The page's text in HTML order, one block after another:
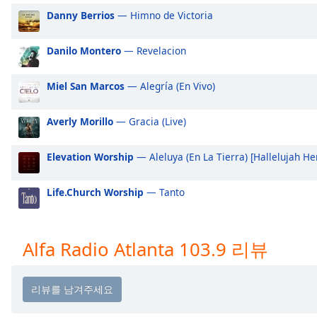
Track
Picture-
in-
Picture
Fullscreen
This
window.
Beginning
Escape
cancel
Danny Berrios — Himno de Victoria
Danilo Montero — Revelacion
Miel San Marcos — Alegría (En Vivo)
Averly Morillo — Gracia (Live)
Elevation Worship — Aleluya (En La Tierra) [Hallelujah
Life.Church Worship — Tanto
Alfa Radio Atlanta 103.9 리뷰